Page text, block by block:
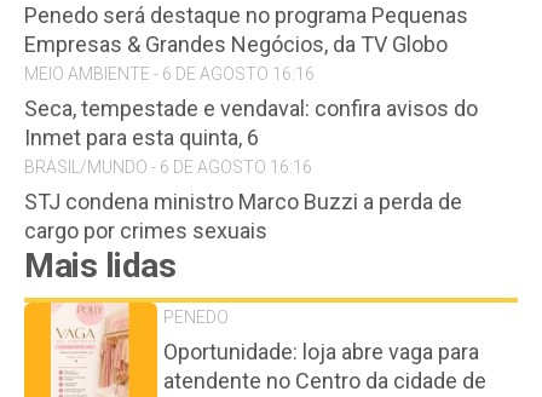
Penedo será destaque no programa Pequenas
Empresas & Grandes Negócios, da TV Globo
MEIO AMBIENTE - 6 DE AGOSTO 16:16
Seca, tempestade e vendaval: confira avisos do
Inmet para esta quinta, 6
BRASIL/MUNDO - 6 DE AGOSTO 16:16
STJ condena ministro Marco Buzzi a perda de
cargo por crimes sexuais
Mais lidas
PENEDO
Oportunidade: loja abre vaga para
atendente no Centro da cidade de